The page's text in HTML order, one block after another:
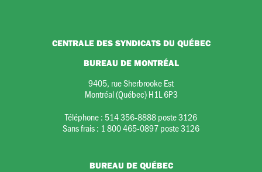
CENTRALE DES SYNDICATS DU QUÉBEC
BUREAU DE MONTRÉAL
9405, rue Sherbrooke Est
Montréal (Québec) H1L 6P3
Téléphone : 514 356-8888 poste 3126
Sans frais : 1 800 465-0897 poste 3126
BUREAU DE QUÉBEC